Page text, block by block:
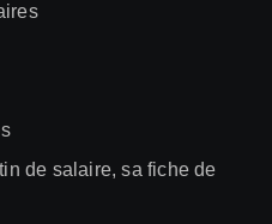
de salaire, sa fiche de